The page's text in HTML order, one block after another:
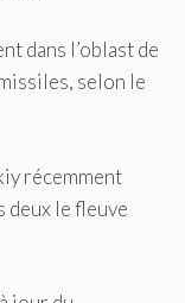
dans l’oblast de
selon le
récemment
deux le fleuve